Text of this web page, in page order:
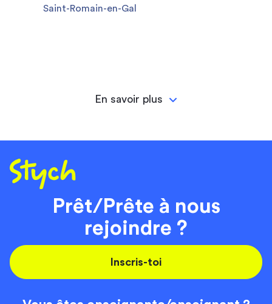
Saint-Romain-en-Gal
En savoir plus
Prêt/Prête à nous
rejoindre ?
Inscris-toi